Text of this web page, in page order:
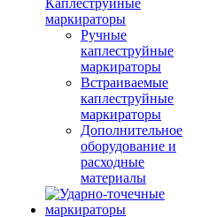
Каплеструйные
маркираторы
Ручные
каплеструйные
маркираторы
Встраиваемые
каплеструйные
маркираторы
Дополнительное
оборудование и
расходные
материалы